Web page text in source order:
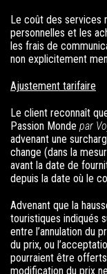
Le coût des services
personnelles et les
les frais de
non explicitement
Ajustement tarifaire
Le client reconnaît
Passion Monde par
advenant une
change (dans la
avant la date de
depuis la date où le
Advenant que la
touristiques indiqués
entre l’annulation du
du prix, ou
pourraient être offerts
modification du prix